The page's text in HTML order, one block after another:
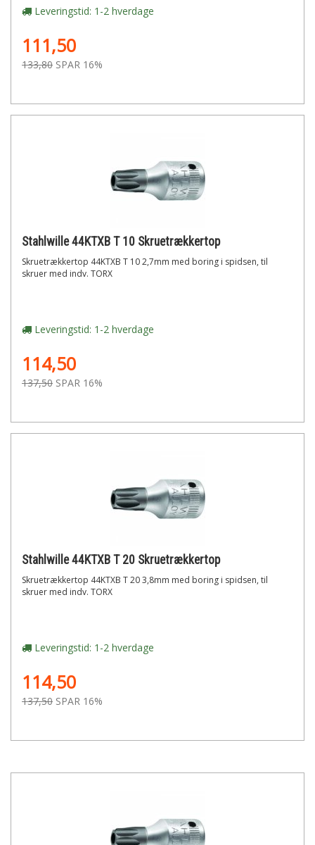
Leveringstid: 1-2 hverdage
111,50
133,80 SPAR 16%
Stahlwille 44KTXB T 10 Skruetrækkertop
Skruetrækkertop 44KTXB T 10 2,7mm med boring i spidsen, til
skruer med indv. TORX
Leveringstid: 1-2 hverdage
114,50
137,50 SPAR 16%
Stahlwille 44KTXB T 20 Skruetrækkertop
Skruetrækkertop 44KTXB T 20 3,8mm med boring i spidsen, til
skruer med indv. TORX
Leveringstid: 1-2 hverdage
114,50
137,50 SPAR 16%